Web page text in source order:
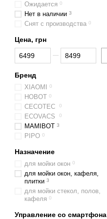
Ожидается 0
Нет в наличии 3
Снят с производства 0
Цена, грн
От Цена, грн
До Цена, грн
Бренд
XIAOMI 0
HOBOT 0
CECOTEC 0
ECOVACS 0
MAMIBOT 3
PIPO 0
Назначение
для мойки окон 0
для мойки окон, кафеля,
плитки 3
для мойки стекол, полов,
кафеля 0
Управление со смартфона